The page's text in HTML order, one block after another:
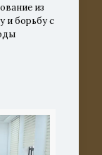
из
и борьбу с